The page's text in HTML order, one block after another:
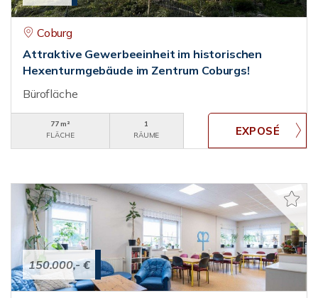
Coburg
Attraktive Gewerbeeinheit im historischen
Hexenturmgebäude im Zentrum Coburgs!
Bürofläche
77 m²
FLÄCHE
1
RÄUME
150.000,- €